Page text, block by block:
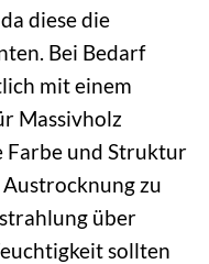
diese die
Bei Bedarf
mit einem
Massivholz
Farbe und Struktur
zu
über
sollten